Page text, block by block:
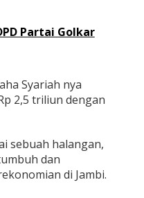
Partai Golkar
Syariah nya
2,5 triliun dengan
sebuah halangan,
dan
di Jambi.